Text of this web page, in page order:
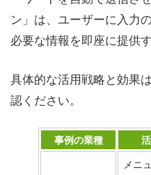
ン」は、ユーザーに入力
必要な情報を即座に提供
具体的な活用戦略と効果
認ください。
事例の業種
メニ